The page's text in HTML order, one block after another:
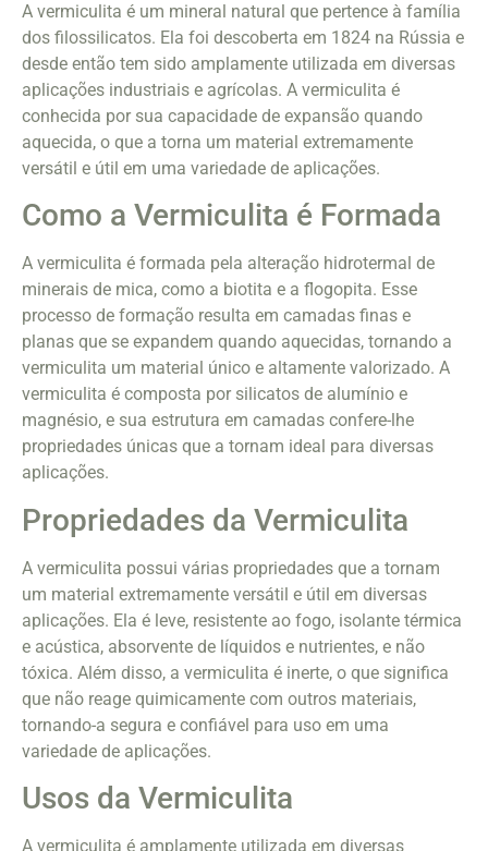
A vermiculita é um mineral natural que pertence à família
dos filossilicatos. Ela foi descoberta em 1824 na Rússia e
desde então tem sido amplamente utilizada em diversas
aplicações industriais e agrícolas. A vermiculita é
conhecida por sua capacidade de expansão quando
aquecida, o que a torna um material extremamente
versátil e útil em uma variedade de aplicações.
Como a Vermiculita é Formada
A vermiculita é formada pela alteração hidrotermal de
minerais de mica, como a biotita e a flogopita. Esse
processo de formação resulta em camadas finas e
planas que se expandem quando aquecidas, tornando a
vermiculita um material único e altamente valorizado. A
vermiculita é composta por silicatos de alumínio e
magnésio, e sua estrutura em camadas confere-lhe
propriedades únicas que a tornam ideal para diversas
aplicações.
Propriedades da Vermiculita
A vermiculita possui várias propriedades que a tornam
um material extremamente versátil e útil em diversas
aplicações. Ela é leve, resistente ao fogo, isolante térmica
e acústica, absorvente de líquidos e nutrientes, e não
tóxica. Além disso, a vermiculita é inerte, o que significa
que não reage quimicamente com outros materiais,
tornando-a segura e confiável para uso em uma
variedade de aplicações.
Usos da Vermiculita
A vermiculita é amplamente utilizada em diversas